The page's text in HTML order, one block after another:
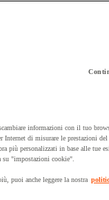
Prodotti in
informazioni con il tuo
Internet di misurare le prestazioni
più personalizzati in base alle tue
"impostazioni cookie".
puoi anche leggere la nostra